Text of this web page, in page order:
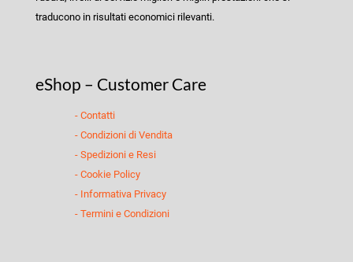
traducono in risultati economici rilevanti.
eShop – Customer Care
- Contatti
- Condizioni di Vendita
- Spedizioni e Resi
- Cookie Policy
- Informativa Privacy
- Termini e Condizioni